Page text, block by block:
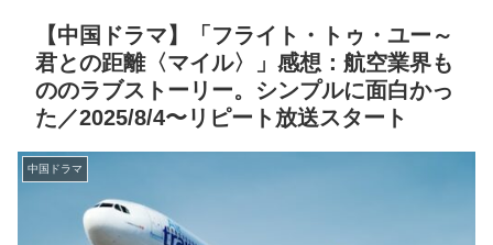
【中国ドラマ】「フライト・トゥ・ユー～
君との距離〈マイル〉」感想：航空業界も
ののラブストーリー。シンプルに面白かっ
た／2025/8/4〜リピート放送スタート
中国ドラマ